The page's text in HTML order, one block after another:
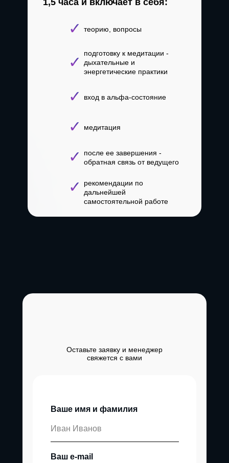
теорию, вопросы
✓
подготовку к медитации -
дыхательные и
энергетические практики
✓
вход в альфа-состояние
✓
медитация
✓
после ее завершения -
обратная связь от ведущего
✓
рекомендации по
дальнейшей
самостоятельной работе
✓
Оставьте заявку и менеджер
свяжется с вами
Ваше имя и фамилия
Ваш e-mail